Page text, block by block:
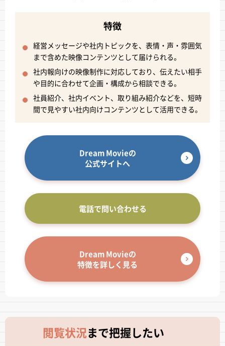
特徴
経営メッセージや社内トピックを、表情・声・雰囲気
まで含めた映像コンテンツとして届けられる。
社内報向けの映像制作に対応しており、伝えたい相手
や目的に合わせて企画・構成から相談できる。
社員紹介、社内イベント、取り組み紹介などを、短時
間で見やすい社内向けコンテンツとして活用できる。
Dream Movieの
公式サイトへ
電話で問い合わせる
Dream Movieの
特徴を詳しく見る
閲覧状況まで把握したい